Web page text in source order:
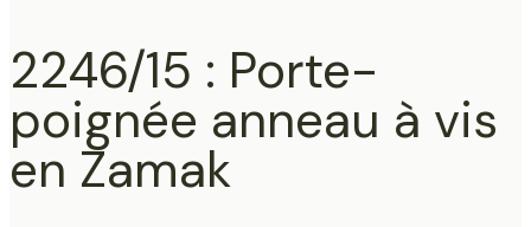
2246/15 : Porte-
poignée anneau à vis
en Zamak